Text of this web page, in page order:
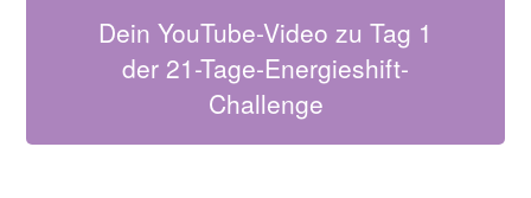
Dein YouTube-Video zu Tag 1
der 21-Tage-Energieshift-
Challenge